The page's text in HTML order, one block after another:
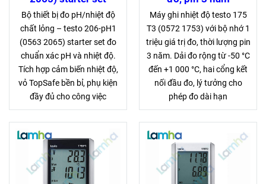
Bộ thiết bị đo pH/nhiệt độ
chất lỏng – testo 206-pH1
(0563 2065) starter set đo
chuẩn xác pH và nhiệt độ.
Tích hợp cảm biến nhiệt độ,
vỏ TopSafe bền bỉ, phụ kiện
đầy đủ cho công việc
Máy ghi nhiệt độ testo 175
T3 (0572 1753) với bộ nhớ 1
triệu giá trị đo, thời lượng pin
3 năm. Dải đo rộng từ -50 °C
đến +1 000 °C, hai cổng kết
nối đầu đo, lý tưởng cho
phép đo dài hạn